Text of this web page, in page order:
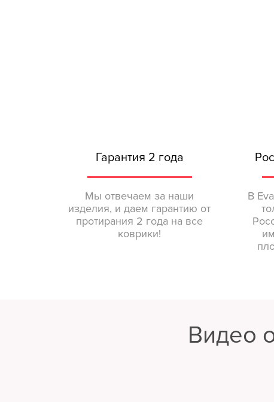
Гарантия 2 года
Мы отвечаем за наши
изделия, и даем гарантию от
протирания 2 года на все
коврики!
В
Видео